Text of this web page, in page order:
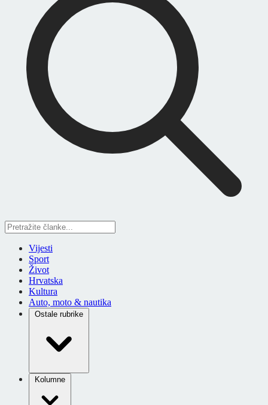
Vijesti
Sport
Život
Hrvatska
Kultura
Auto, moto & nautika
Ostale rubrike
Kolumne